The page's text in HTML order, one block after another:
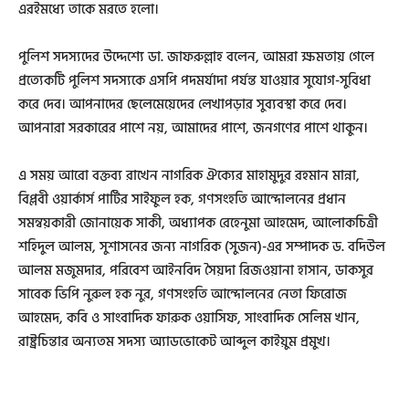
এরইমধ্যে তাকে মরতে হলো।
পুলিশ সদস্যদের উদ্দেশ্যে ডা. জাফরুল্লাহ বলেন, আমরা ক্ষমতায় গেলে
প্রত্যেকটি পুলিশ সদস্যকে এসপি পদমর্যাদা‌ পর্যন্ত যাওয়ার সুযোগ-সুবিধা
করে দেব। আপনাদের ছেলেমেয়েদের লেখাপড়ার সুব্যবস্থা করে দেব।
আপনারা সরকারের পাশে নয়, আমাদের পাশে, জনগণের পাশে থাকুন।
এ সময় আরো বক্তব্য রাখেন নাগরিক ঐক্যের মাহামুদুর রহমান মান্না,
বিপ্লবী ওয়ার্কার্স পার্টির সাইফুল হক, গণসংহতি আন্দোলনের প্রধান
সমন্বয়কারী জোনায়েক সাকী, অধ্যাপক রেহেনুমা আহমেদ, আলোকচিত্রী
শহিদুল আলম, সুশাসনের জন্য নাগরিক (সুজন)-এর সম্পাদক ড. বদিউল
আলম মজুমদার, পরিবেশ আইনবিদ সৈয়দা রিজওয়ানা হাসান, ডাকসুর
সাবেক ভিপি নুরুল হক নুর, গণসংহতি আন্দোলনের নেতা ফিরোজ
আহমেদ, কবি ও সাংবাদিক ফারুক ওয়াসিফ, সাংবাদিক সেলিম খান,
রাষ্ট্রচিন্তার অন্যতম সদস্য অ্যাডভোকেট আব্দুল কাইয়ুম প্রমুখ।